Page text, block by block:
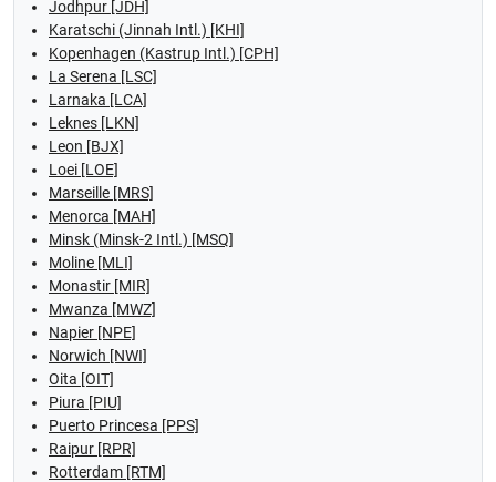
Jodhpur [JDH]
Karatschi (Jinnah Intl.) [KHI]
Kopenhagen (Kastrup Intl.) [CPH]
La Serena [LSC]
Larnaka [LCA]
Leknes [LKN]
Leon [BJX]
Loei [LOE]
Marseille [MRS]
Menorca [MAH]
Minsk (Minsk-2 Intl.) [MSQ]
Moline [MLI]
Monastir [MIR]
Mwanza [MWZ]
Napier [NPE]
Norwich [NWI]
Oita [OIT]
Piura [PIU]
Puerto Princesa [PPS]
Raipur [RPR]
Rotterdam [RTM]